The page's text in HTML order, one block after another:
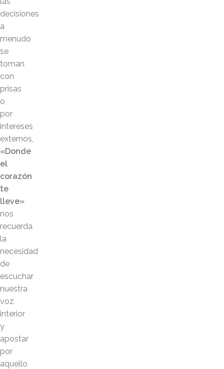
decisiones
a
menudo
se
toman
con
prisas
o
por
intereses
externos,
«Donde
el
corazón
te
lleve»
nos
recuerda
la
necesidad
de
escuchar
nuestra
voz
interior
y
apostar
por
aquello